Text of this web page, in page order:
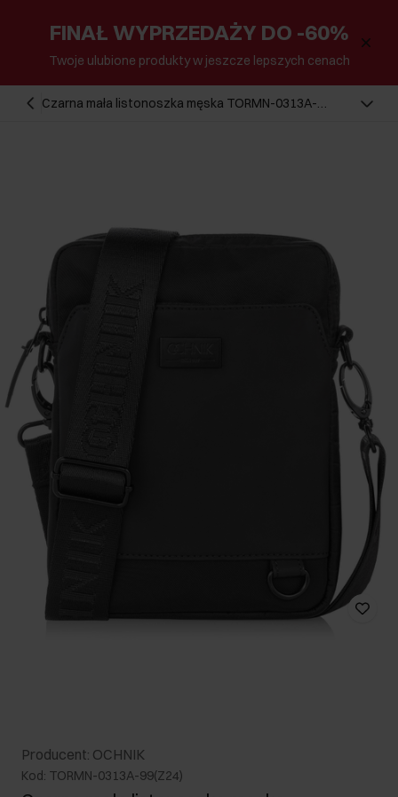
FINAŁ WYPRZEDAŻY DO -60%
Twoje ulubione produkty w jeszcze lepszych cenach
Czarna mała listonoszka męska TORMN-0313A-
Producent: OCHNIK
Kod: TORMN-0313A-99(Z24)